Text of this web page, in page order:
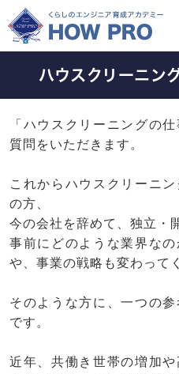
ハウスクリーニン
「ハウスクリーニングの
質問をいただきます。
これからハウスクリーニ
の方、
今の会社を辞めて、独立・
事前にどのような業界な
や、事業の戦略も変わって
そのような方に、一つの
です。
近年、共働き世帯の増加や